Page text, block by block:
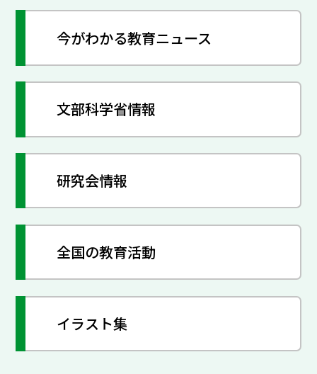
今がわかる教育ニュース
文部科学省情報
研究会情報
全国の教育活動
イラスト集